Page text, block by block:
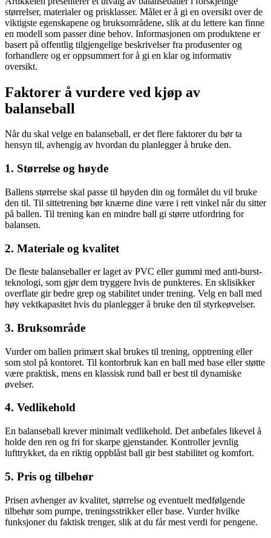
størrelser, materialer og prisklasser. Målet er å gi en oversikt over de
viktigste egenskapene og bruksområdene, slik at du lettere kan finne
en modell som passer dine behov. Informasjonen om produktene er
basert på offentlig tilgjengelige beskrivelser fra produsenter og
forhandlere og er oppsummert for å gi en klar og informativ
oversikt.
Faktorer å vurdere ved kjøp av
balanseball
Når du skal velge en balanseball, er det flere faktorer du bør ta
hensyn til, avhengig av hvordan du planlegger å bruke den.
1. Størrelse og høyde
Ballens størrelse skal passe til høyden din og formålet du vil bruke
den til. Til sittetrening bør knærne dine være i rett vinkel når du sitter
på ballen. Til trening kan en mindre ball gi større utfordring for
balansen.
2. Materiale og kvalitet
De fleste balanseballer er laget av PVC eller gummi med anti-burst-
teknologi, som gjør dem tryggere hvis de punkteres. En sklisikker
overflate gir bedre grep og stabilitet under trening. Velg en ball med
høy vektkapasitet hvis du planlegger å bruke den til styrkeøvelser.
3. Bruksområde
Vurder om ballen primært skal brukes til trening, opptrening eller
som stol på kontoret. Til kontorbruk kan en ball med base eller støtte
være praktisk, mens en klassisk rund ball er best til dynamiske
øvelser.
4. Vedlikehold
En balanseball krever minimalt vedlikehold. Det anbefales likevel å
holde den ren og fri for skarpe gjenstander. Kontroller jevnlig
lufttrykket, da en riktig oppblåst ball gir best stabilitet og komfort.
5. Pris og tilbehør
Prisen avhenger av kvalitet, størrelse og eventuelt medfølgende
tilbehør som pumpe, treningsstrikker eller base. Vurder hvilke
funksjoner du faktisk trenger, slik at du får mest verdi for pengene.